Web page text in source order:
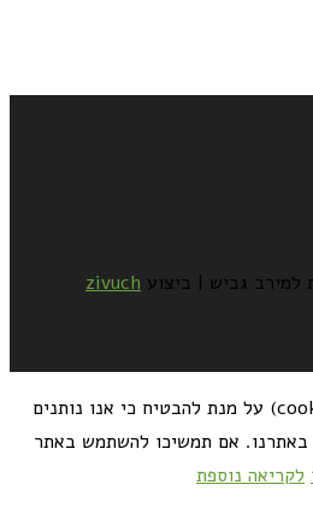
zivuch
אנו משתמשים בעוגיות (cookies) על מנת להבטיח כי אנו נותנים
באתרנו. אם תמשיכו להשתמש באתר
לקריאה נוספת